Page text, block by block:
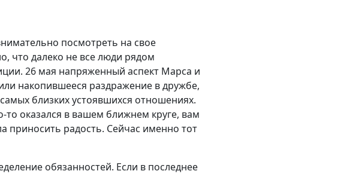
посмотреть на свое
что далеко не все люди рядом
26 мая напряженный аспект Марса и
накопившееся раздражение в дружбе,
близких устоявшихся отношениях.
то оказался в вашем ближнем круге, вам
приносить радость. Сейчас именно тот
обязанностей. Если в последнее